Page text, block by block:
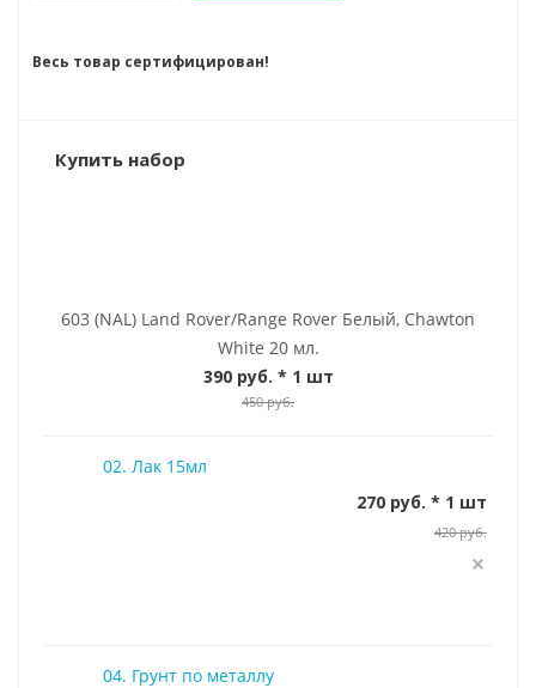
Весь товар сертифицирован!
Купить набор
603 (NAL) Land Rover/Range Rover Белый, Chawton
White 20 мл.
390 руб. * 1 шт
450 руб.
02. Лак 15мл
270 руб. * 1 шт
420 руб.
04. Грунт по металлу